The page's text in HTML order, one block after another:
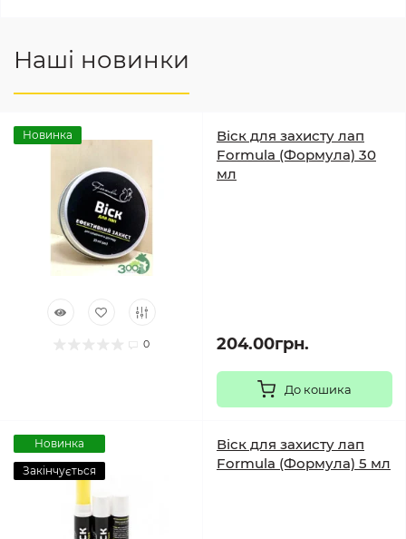
Наші новинки
Новинка
0
Віск для захисту лап
Formula (Формула) 30
мл
204.00грн.
До кошика
Новинка
Закінчується
Віск для захисту лап
Formula (Формула) 5 мл